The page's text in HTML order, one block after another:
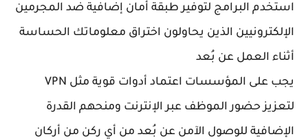
استخدم البرامج لتوفير طبقة أمان إضافية ضد المجرمين
الإلكترونيين الذين يحاولون اختراق معلوماتك الحساسة
أثناء العمل عن بُعد
يجب على المؤسسات اعتماد أدوات قوية مثل VPN
لتعزيز حضور الموظف عبر الإنترنت ومنحهم القدرة
الإضافية للوصول الآمن عن بُعد من أي ركن من أركان